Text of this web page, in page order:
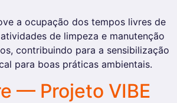
a ocupação dos tempos livres de
de limpeza e manutenção
contribuindo para a sensibilização
para boas práticas ambientais.
— Projeto VIBE